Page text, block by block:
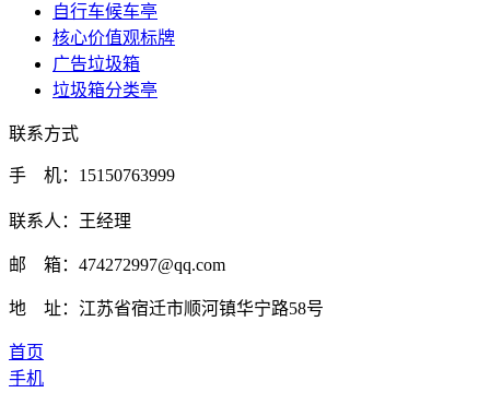
自行车候车亭
核心价值观标牌
广告垃圾箱
垃圾箱分类亭
联系方式
手 机：15150763999
联系人：王经理
邮 箱：474272997@qq.com
地 址：江苏省宿迁市顺河镇华宁路58号
首页
手机